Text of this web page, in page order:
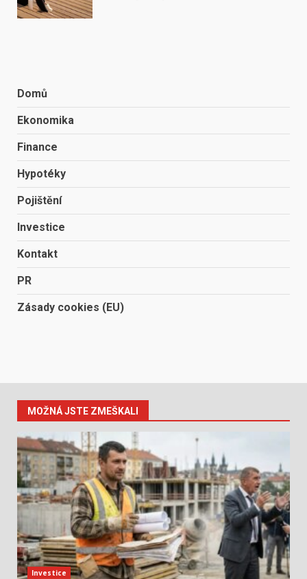
Domů
Ekonomika
Finance
Hypotéky
Pojištění
Investice
Kontakt
PR
Zásady cookies (EU)
MOŽNÁ JSTE ZMEŠKALI
Investice